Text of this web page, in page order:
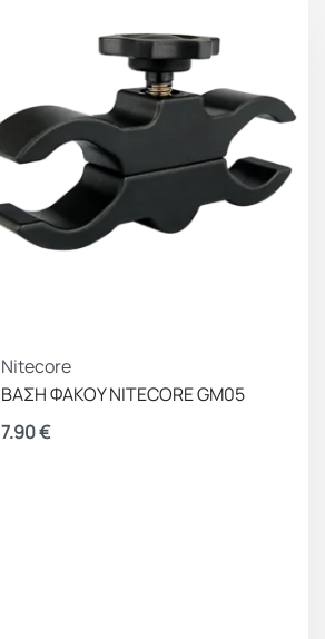
Nitecore
ΒΑΣΗ ΦΑΚΟΥ NITECORE GM05
7.90€